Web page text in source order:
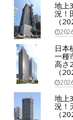
地上
況！
（
日本
一種
高さ
（
地上
況！
（